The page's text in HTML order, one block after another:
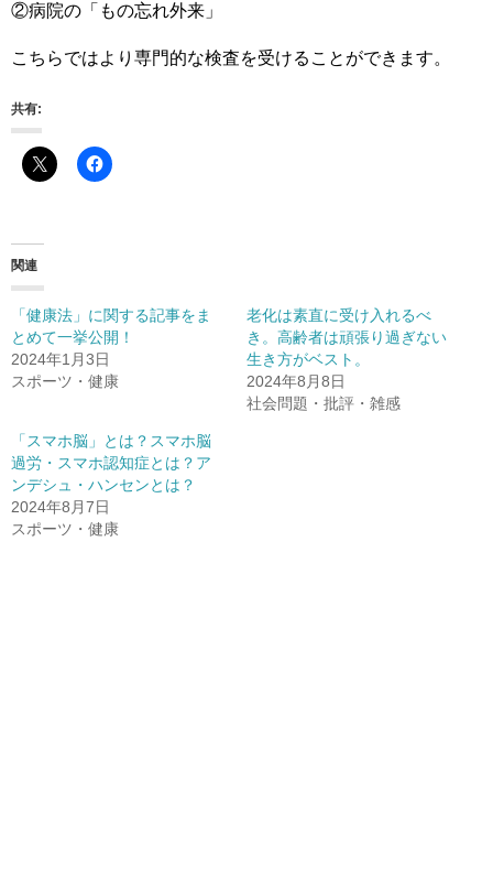
②病院の「もの忘れ外来」
こちらではより専門的な検査を受けることができます。
共有:
関連
「健康法」に関する記事をま
とめて一挙公開！
2024年1月3日
スポーツ・健康
老化は素直に受け入れるべ
き。高齢者は頑張り過ぎない
生き方がベスト。
2024年8月8日
社会問題・批評・雑感
「スマホ脳」とは？スマホ脳
過労・スマホ認知症とは？ア
ンデシュ・ハンセンとは？
2024年8月7日
スポーツ・健康